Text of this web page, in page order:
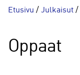
Etusivu / Julkaisut /
Oppaat